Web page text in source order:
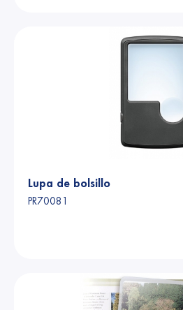
Lupa de bolsillo
PR70081